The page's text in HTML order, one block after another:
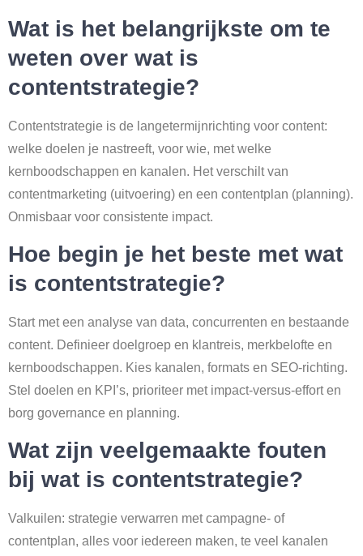
Wat is het belangrijkste om te
weten over wat is
contentstrategie?
Contentstrategie is de langetermijnrichting voor content:
welke doelen je nastreeft, voor wie, met welke
kernboodschappen en kanalen. Het verschilt van
contentmarketing (uitvoering) en een contentplan (planning).
Onmisbaar voor consistente impact.
Hoe begin je het beste met wat
is contentstrategie?
Start met een analyse van data, concurrenten en bestaande
content. Definieer doelgroep en klantreis, merkbelofte en
kernboodschappen. Kies kanalen, formats en SEO-richting.
Stel doelen en KPI’s, prioriteer met impact-versus-effort en
borg governance en planning.
Wat zijn veelgemaakte fouten
bij wat is contentstrategie?
Valkuilen: strategie verwarren met campagne- of
contentplan, alles voor iedereen maken, te veel kanalen